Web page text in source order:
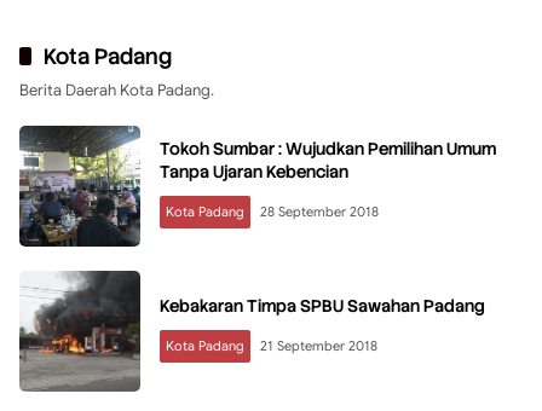
Kota Padang
Berita Daerah Kota Padang.
Tokoh Sumbar : Wujudkan Pemilihan Umum
Tanpa Ujaran Kebencian
Kota Padang 28 September 2018
Kebakaran Timpa SPBU Sawahan Padang
Kota Padang 21 September 2018